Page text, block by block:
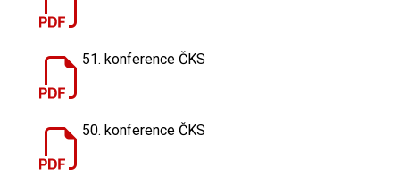
51. konference ČKS
50. konference ČKS